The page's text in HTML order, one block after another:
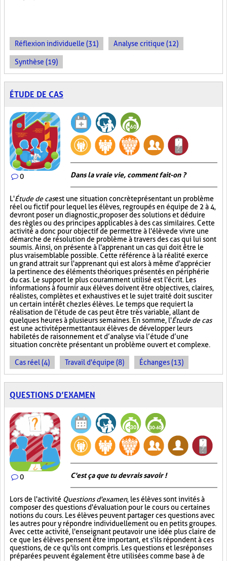
Réflexion individuelle (31) Analyse critique (12)
Synthèse (19)
ÉTUDE DE CAS
0 Dans la vraie vie, comment fait-on ?
L'Étude de casest une situation concrète présentant un problème
réel ou fictif pour lequel les élèves, regroupés en équipe de 2 à 4,
devront poser un diagnostic, proposer des solutions et déduire
des règles ou des principes applicables à des cas similaires. Cette
activité a donc pour objectif de permettre à l'élève de vivre une
démarche de résolution de problème à travers des cas qui lui sont
soumis. Ainsi, on présente à l'apprenant un cas qui doit être le
plus vraisemblable possible. Cette référence à la réalité exerce
un grand attrait sur l'apprenant qui est alors à même d'apprécier
la pertinence des éléments théoriques présentés en périphérie
du cas. Le support le plus couramment utilisé est l'écrit. Les
informations à fournir aux élèves doivent être objectives, claires,
réalistes, complètes et exhaustives et le sujet traité doit susciter
un certain intérêt chez les élèves. Le temps que requiert la
réalisation de l'étude de cas peut être très variable, allant de
quelques heures à plusieurs semaines. En somme, l'Étude de cas
est une activité permettant aux élèves de développer leurs
habiletés de raisonnement et d’analyse via l’étude d’une
situation concrète présentant un problème ouvert et complexe.
Cas réel (4) Travail d'équipe (8) Échanges (13)
QUESTIONS D’EXAMEN
0 C'est ça que tu devrais savoir !
Lors de l'activité Questions d'examen, les élèves sont invités à
composer des questions d'évaluation pour le cours ou certaines
notions du cours. Les élèves peuvent partager ces questions avec
les autres pour y répondre individuellement ou en petits groupes.
Avec cette activité, l'enseignant peut avoir une idée plus claire de
ce que les élèves pensent être important, et s'ils répondent à ces
questions, de ce qu'ils ont compris. Les questions et les réponses
préparées peuvent également être utilisées comme base à de